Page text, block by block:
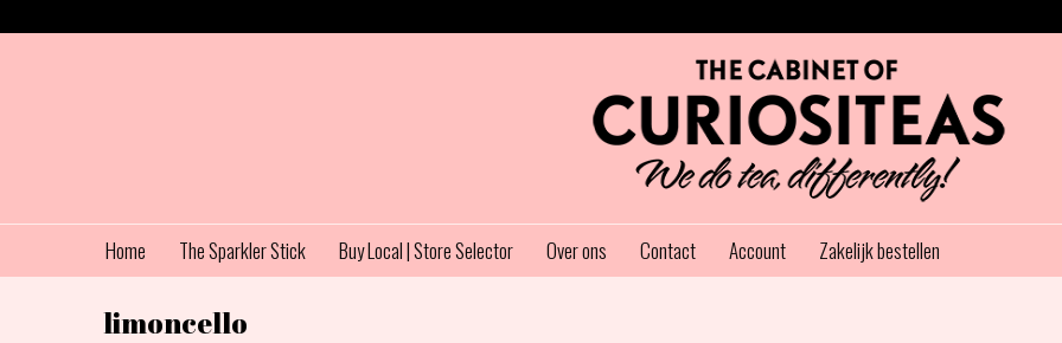
Home The Sparkler Stick Buy Local | Store Selector Over ons Contact Account Zakelijk bestellen
limoncello